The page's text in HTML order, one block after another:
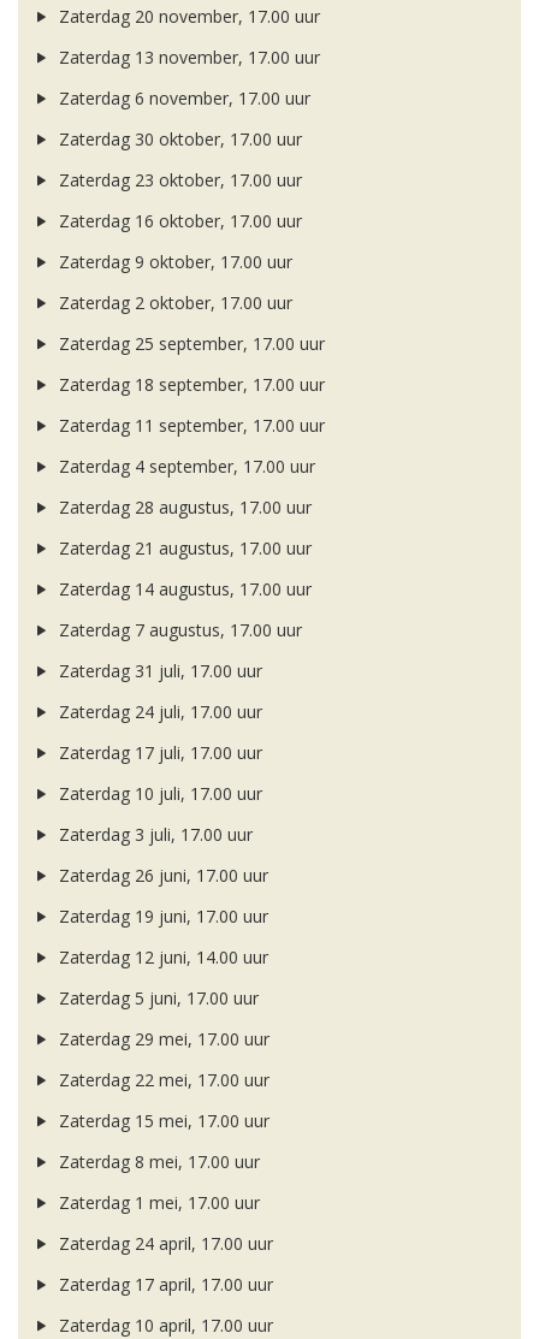
Zaterdag 20 november, 17.00 uur
Zaterdag 13 november, 17.00 uur
Zaterdag 6 november, 17.00 uur
Zaterdag 30 oktober, 17.00 uur
Zaterdag 23 oktober, 17.00 uur
Zaterdag 16 oktober, 17.00 uur
Zaterdag 9 oktober, 17.00 uur
Zaterdag 2 oktober, 17.00 uur
Zaterdag 25 september, 17.00 uur
Zaterdag 18 september, 17.00 uur
Zaterdag 11 september, 17.00 uur
Zaterdag 4 september, 17.00 uur
Zaterdag 28 augustus, 17.00 uur
Zaterdag 21 augustus, 17.00 uur
Zaterdag 14 augustus, 17.00 uur
Zaterdag 7 augustus, 17.00 uur
Zaterdag 31 juli, 17.00 uur
Zaterdag 24 juli, 17.00 uur
Zaterdag 17 juli, 17.00 uur
Zaterdag 10 juli, 17.00 uur
Zaterdag 3 juli, 17.00 uur
Zaterdag 26 juni, 17.00 uur
Zaterdag 19 juni, 17.00 uur
Zaterdag 12 juni, 14.00 uur
Zaterdag 5 juni, 17.00 uur
Zaterdag 29 mei, 17.00 uur
Zaterdag 22 mei, 17.00 uur
Zaterdag 15 mei, 17.00 uur
Zaterdag 8 mei, 17.00 uur
Zaterdag 1 mei, 17.00 uur
Zaterdag 24 april, 17.00 uur
Zaterdag 17 april, 17.00 uur
Zaterdag 10 april, 17.00 uur